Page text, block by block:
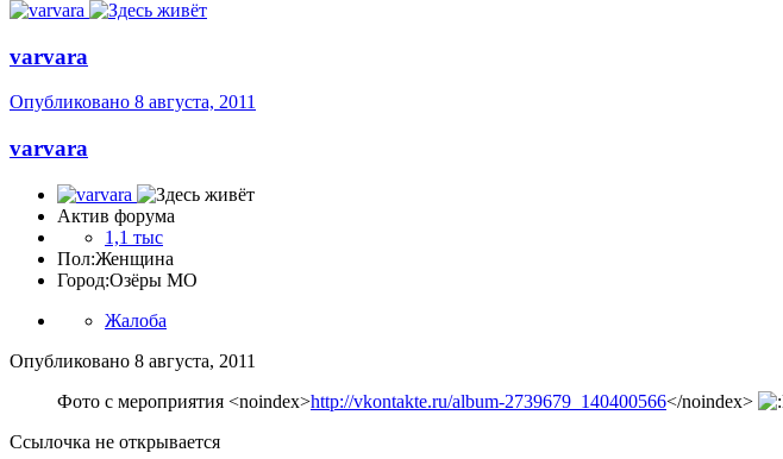
varvara
Опубликовано 8 августа, 2011
varvara
Актив форума
1,1 тыс
Пол:Женщина
Город:Озёры МО
Жалоба
Опубликовано 8 августа, 2011
Фото с мероприятия <noindex>http://vkontakte.ru/album-2739679_140400566</noindex>
Ссылочка не открывается